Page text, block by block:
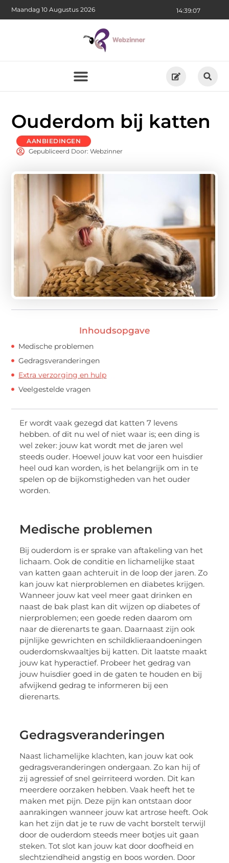
14:39:09
Maandag 10 Augustus 2026
Ouderdom bij katten
AANBIEDINGEN
Gepubliceerd Door: Webzinner
Inhoudsopgave
Medische problemen
Gedragsveranderingen
Extra verzorging en hulp
Veelgestelde vragen
Er wordt vaak gezegd dat katten 7 levens
hebben. of dit nu wel of niet waar is; een ding is
wel zeker: jouw kat wordt met de jaren wel
steeds ouder. Hoewel jouw kat voor een huisdier
heel oud kan worden, is het belangrijk om in te
spelen op de bijkomstigheden van het ouder
worden.
Medische problemen
Bij ouderdom is er sprake van aftakeling van het
lichaam. Ook de conditie en lichamelijke staat
van katten gaan achteruit in de loop der jaren. Zo
kan jouw kat nierproblemen en diabetes krijgen.
Wanneer jouw kat veel meer gaat drinken en
naast de bak plast kan dit wijzen op diabetes of
nierproblemen; een goede reden daarom om
naar de dierenarts te gaan. Daarnaast zijn ook
pijnlijke gewrichten en schildklieraandoeningen
ouderdomskwaaltjes bij katten. Dit laatste maakt
jouw kat hyperactief. Probeer het gedrag van
jouw huisdier goed in de gaten te houden en bij
afwijkend gedrag te informeren bij een
dierenarts.
Gedragsveranderingen
Naast lichamelijke klachten, kan jouw kat ook
gedragsveranderingen ondergaan. Zo kan hij of
zij agressief of snel geïrriteerd worden. Dit kan
meerdere oorzaken hebben. Vaak heeft het te
maken met pijn. Deze pijn kan ontstaan door
aanrakingen wanneer jouw kat artrose heeft. Ook
kan het zijn dat je te ruw de vacht borstelt terwijl
door de ouderdom steeds meer botjes uit gaan
steken. Tot slot kan jouw kat door doofheid en
slechtziendheid angstig en boos worden. Door